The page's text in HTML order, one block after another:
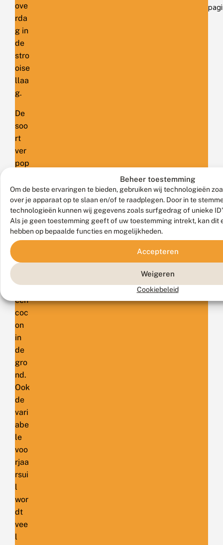
Beheer toestemming
Om de beste ervaringen te bieden, gebruiken wij technologieën
over je apparaat op te slaan en/of te raadplegen. Door in te
technologieën kunnen wij gegevens zoals surfgedrag of unieke
Als je geen toestemming geeft of uw toestemming intrekt, kan dit
hebben op bepaalde functies en mogelijkheden.
Accepteren
Weigeren
Cookiebeleid
ove
rda
g in
de
stro
oise
llaa
g.
De
soo
rt
ver
pop
juni
en
ove
rwi
als
in
een
coc
on
in
de
gro
nd.
Ook
de
vari
abe
le
voo
rjaa
rsui
l
wor
dt
vee
l